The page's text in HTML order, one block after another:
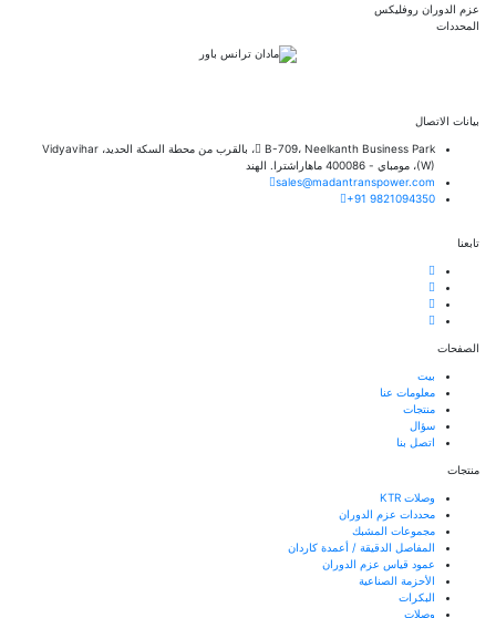
عزم الدوران روفليكس
المحددات
بيانات الاتصال
B-709، Neelkanth Business Park، بالقرب من محطة السكة الحديد، Vidyavihar
(W)، مومباي - 400086 ماهاراشترا. الهند
sales@madantranspower.com
+91 9821094350
تابعنا
الصفحات
بيت
معلومات عنا
منتجات
سؤال
اتصل بنا
منتجات
وصلات KTR
محددات عزم الدوران
مجموعات المشبك
المفاصل الدقيقة / أعمدة كاردان
عمود قياس عزم الدوران
الأحزمة الصناعية
البكرات
وصلات